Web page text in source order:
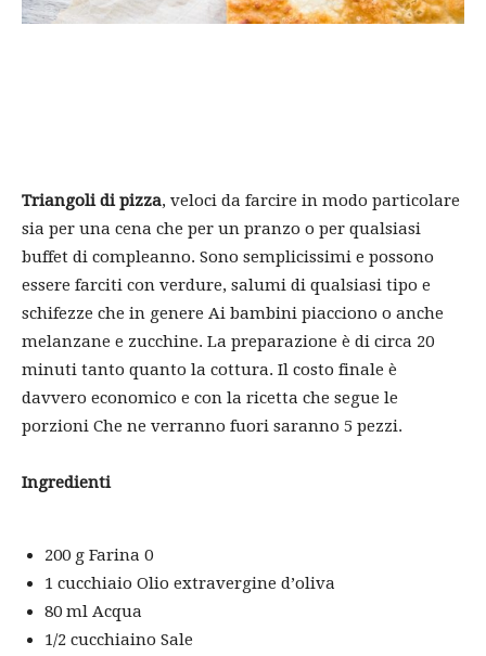
Triangoli di pizza, veloci da farcire in modo particolare
sia per una cena che per un pranzo o per qualsiasi
buffet di compleanno. Sono semplicissimi e possono
essere farciti con verdure, salumi di qualsiasi tipo e
schifezze che in genere Ai bambini piacciono o anche
melanzane e zucchine. La preparazione è di circa 20
minuti tanto quanto la cottura. Il costo finale è
davvero economico e con la ricetta che segue le
porzioni Che ne verranno fuori saranno 5 pezzi.
Ingredienti
200 g Farina 0
1 cucchiaio Olio extravergine d’oliva
80 ml Acqua
1/2 cucchiaino Sale